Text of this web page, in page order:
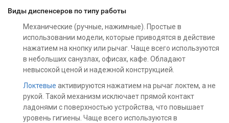
Виды диспенсеров по типу работы
Механические (ручные, нажимные). Простые в
использовании модели, которые приводятся в действие
нажатием на кнопку или рычаг. Чаще всего используются
в небольших санузлах, офисах, кафе. Обладают
невысокой ценой и надежной конструкцией.
Локтевые активируются нажатием на рычаг локтем, а не
рукой. Такой механизм исключает прямой контакт
ладонями с поверхностью устройства, что повышает
уровень гигиены. Чаще всего используются в